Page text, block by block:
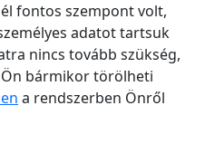
fontos szempont volt,
adatot tartsuk
nincs tovább szükség,
bármikor törölheti
a rendszerben Önről